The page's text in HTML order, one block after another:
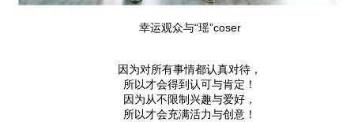
幸运观众与“瑶”coser
因为对所有事情都认真对待，
所以才会得到认可与肯定！
因为从不限制兴趣与爱好，
所以才会充满活力与创意！